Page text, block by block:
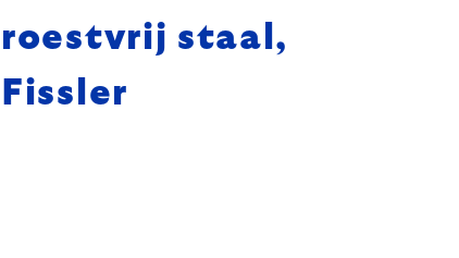
roestvrij staal,
Fissler